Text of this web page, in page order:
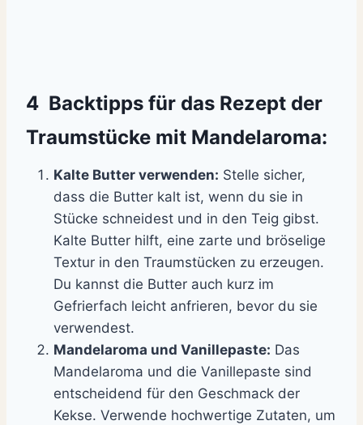
4 Backtipps für das Rezept der
Traumstücke mit Mandelaroma:
Kalte Butter verwenden: Stelle sicher,
dass die Butter kalt ist, wenn du sie in
Stücke schneidest und in den Teig gibst.
Kalte Butter hilft, eine zarte und bröselige
Textur in den Traumstücken zu erzeugen.
Du kannst die Butter auch kurz im
Gefrierfach leicht anfrieren, bevor du sie
verwendest.
Mandelaroma und Vanillepaste: Das
Mandelaroma und die Vanillepaste sind
entscheidend für den Geschmack der
Kekse. Verwende hochwertige Zutaten, um